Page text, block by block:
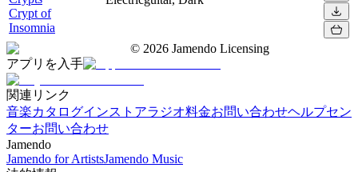
Crypt of
Insomnia
© 2026 Jamendo Licensing
アプリを入手
関連リンク
音楽カタログインストアラジオ料金お問い合わせヘルプセン
ターお問い合わせ
Jamendo
Jamendo for ArtistsJamendo Music